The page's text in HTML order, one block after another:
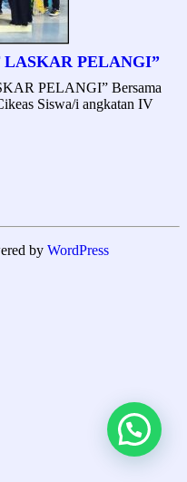
LASKAR PELANGI”
PELANGI” Bersama
Siswa/i angkatan IV
by WordPress